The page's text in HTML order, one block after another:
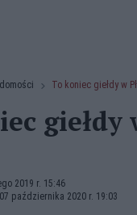
To koniec giełdy w
giełdy
2019 r. 15:46
października 2020 r. 19:03